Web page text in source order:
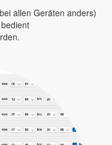
allen Geräten anders)